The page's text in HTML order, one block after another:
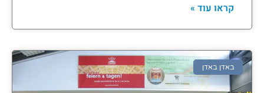
קראו עוד »
באדן באדן